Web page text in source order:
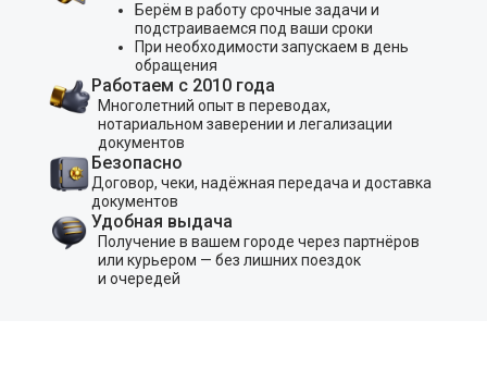
Берём в работу срочные задачи и
подстраиваемся под ваши сроки
При необходимости запускаем в день
обращения
Работаем с 2010 года
Многолетний опыт в переводах,
нотариальном заверении и легализации
документов
Безопасно
Договор, чеки, надёжная передача и доставка
документов
Удобная выдача
Получение в вашем городе через партнёров
или курьером — без лишних поездок
и очередей